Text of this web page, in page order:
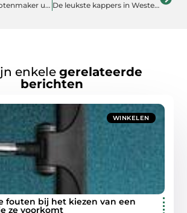
Waarom een slotenmaker uit Rotterdam inhuren? De leukste kappers in Westervoort
enkele gerelateerde
berichten
WINKELEN
fouten bij het kiezen van een
ze voorkomt